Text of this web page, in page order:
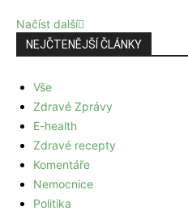
Načíst další
NEJČTENĚJŠÍ ČLÁNKY
Vše
Zdravé Zprávy
E-health
Zdravé recepty
Komentáře
Nemocnice
Politika